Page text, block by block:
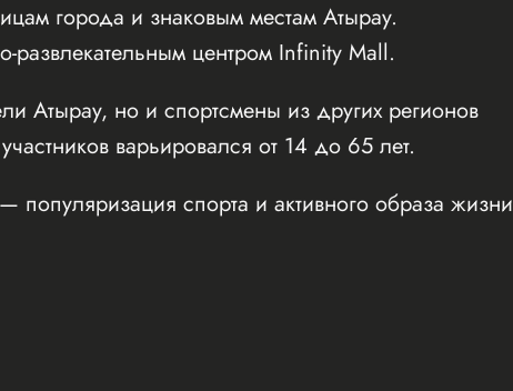
города и знаковым местам Атырау.
центром Infinity Mall.
Атырау, но и спортсмены из других регионов
варьировался от 14 до 65 лет.
популяризация спорта и активного образа жизни